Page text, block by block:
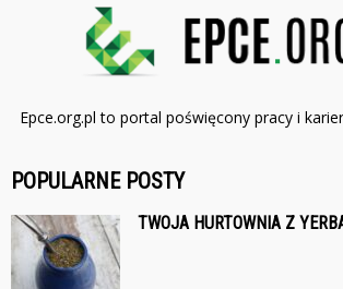
Epce.org.pl to portal poświęcony pracy i
POPULARNE POSTY
TWOJA HURTOWNIA Z